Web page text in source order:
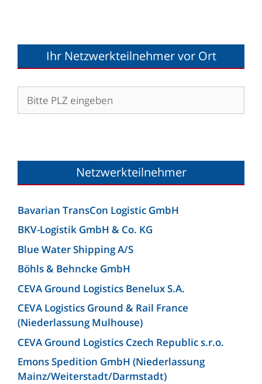
Ihr Netzwerkteilnehmer vor Ort
Netzwerkteilnehmer
Bavarian TransCon Logistic GmbH
BKV-Logistik GmbH & Co. KG
Blue Water Shipping A/S
Böhls & Behncke GmbH
CEVA Ground Logistics Benelux S.A.
CEVA Logistics Ground & Rail France
(Niederlassung Mulhouse)
CEVA Ground Logistics Czech Republic s.r.o.
Emons Spedition GmbH (Niederlassung
Mainz/Weiterstadt/Darmstadt)